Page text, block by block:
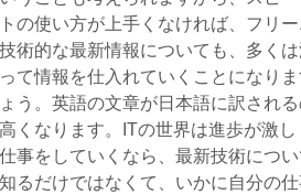
の使い方が上手くなければ、フリ
術的な最新情報についても、多く
て情報を仕入れていくことになり
う。英語の文章が日本語に訳され
くなります。ITの世界は進歩が激
事をしていくなら、最新技術につ
るだけではなくて、いかに自分の